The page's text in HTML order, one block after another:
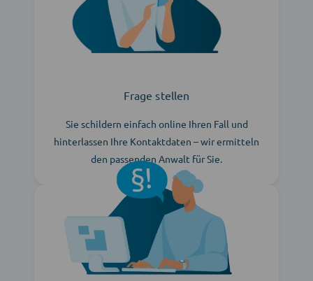
Frage stellen
Sie schildern einfach online Ihren Fall und
hinterlassen Ihre Kontaktdaten – wir ermitteln
den passenden Anwalt für Sie.